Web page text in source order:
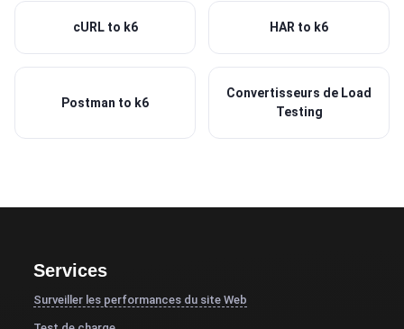
cURL to k6 HAR to k6
Postman to k6
Convertisseurs de Load
Testing
Services
Surveiller les performances du site Web